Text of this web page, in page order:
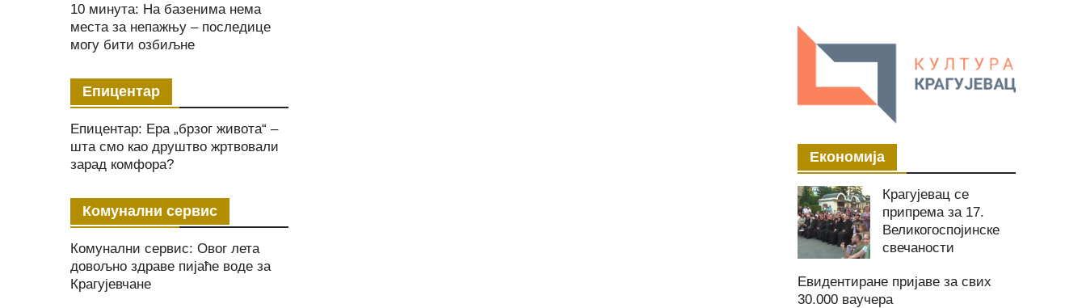
Економија
Крагујевац се
припрема за 17.
Великогоспојинске
свечаности
Евидентиране пријаве за свих
30.000 ваучера
10 минута: На базенима нема
места за непажњу – последице
могу бити озбиљне
Епицентар
Епицентар: Ера „брзог живота“ –
шта смо као друштво жртвовали
зарад комфора?
Комунални сервис
Комунални сервис: Овог лета
довољно здраве пијаће воде за
Крагујевчане